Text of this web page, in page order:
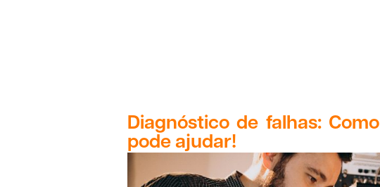
Diagnóstico de falhas:
pode ajudar!